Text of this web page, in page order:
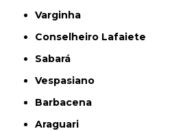
Varginha
Conselheiro Lafaiete
Sabará
Vespasiano
Barbacena
Araguari